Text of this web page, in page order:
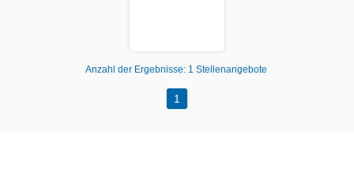
Anzahl der Ergebnisse: 1 Stellenangebote
1